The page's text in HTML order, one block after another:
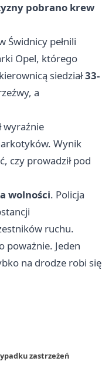
pobrano krew
Świdnicy pełnili
Opel, którego
siedział33-
a
wyraźnie
Wynik
czy prowadził pod
wolności. Policja
ruchu.
poważnie. Jeden
na drodze robi się
zastrzeżeń